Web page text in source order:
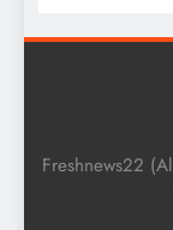
Freshnews22